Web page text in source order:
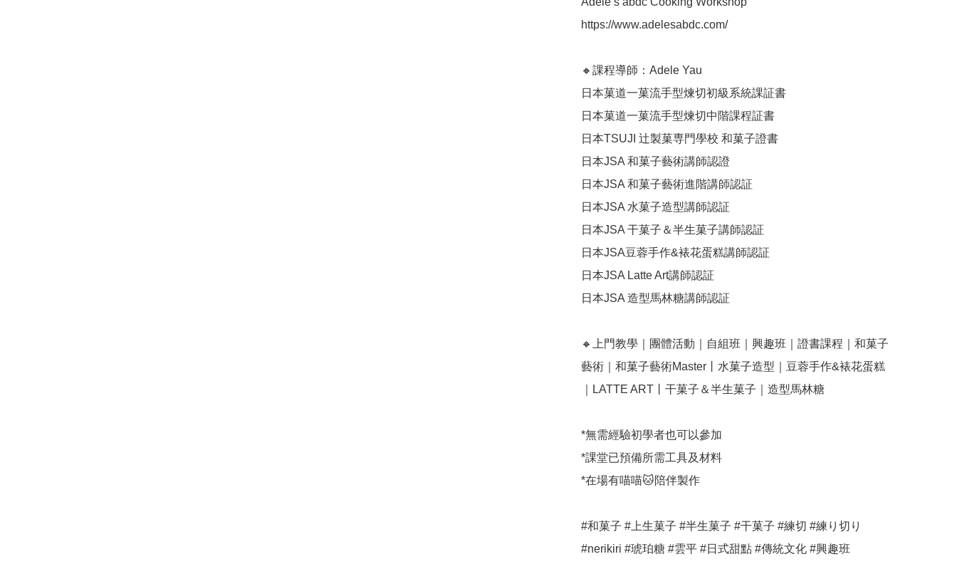
https://www.adelesabdc.com/
🔸課程導師：Adele Yau
日本菓道一菓流手型煉切初級系統課証書
日本菓道一菓流手型煉切中階課程証書
日本TSUJI 辻製菓専門學校 和菓子證書
日本JSA 和菓子藝術講師認證
日本JSA 和菓子藝術進階講師認証
日本JSA 水菓子造型講師認証
日本JSA 干菓子＆半生菓子講師認証
日本JSA豆蓉手作&裱花蛋糕講師認証
日本JSA Latte Art講師認証
日本JSA 造型馬林糖講師認証
🔸上門教學｜團體活動｜自組班｜興趣班｜證書課程｜和菓子
藝術｜和菓子藝術Master丨水菓子造型｜豆蓉手作&裱花蛋糕
｜LATTE ART丨干菓子＆半生菓子｜造型馬林糖
*無需經驗初學者也可以參加
*課堂已預備所需工具及材料
*在場有喵喵🐱陪伴製作
#和菓子 #上生菓子 #半生菓子 #干菓子 #練切 #練り切り
#nerikiri #琥珀糖 #雲平 #日式甜點 #傳統文化 #興趣班